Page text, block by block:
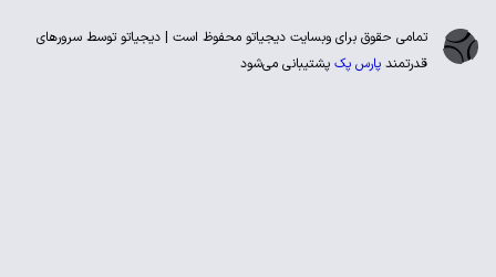
تمامی حقوق برای وبسایت دیجیاتو محفوظ است | دیجیاتو توسط سرورهای
قدرتمند پارس پک پشتیبانی می‌شود